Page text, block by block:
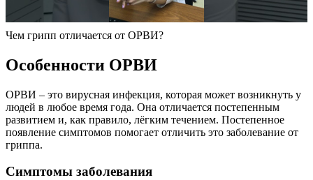
Чем грипп отличается от ОРВИ?
Особенности ОРВИ
ОРВИ – это вирусная инфекция, которая может возникнуть у
людей в любое время года. Она отличается постепенным
развитием и, как правило, лёгким течением. Постепенное
появление симптомов помогает отличить это заболевание от
гриппа.
Симптомы заболевания